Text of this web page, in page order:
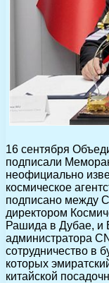
16 сентября
подписали
неофициально
космическое
подписано между
директором
Рашида в Дубае, и
администратора
сотрудничество в
которых
китайской